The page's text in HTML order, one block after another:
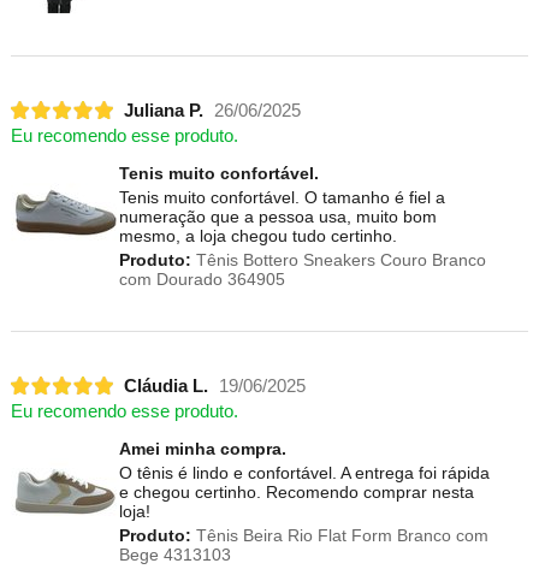
Juliana P.
26/06/2025
Eu recomendo esse produto.
Tenis muito confortável.
Tenis muito confortável. O tamanho é fiel a
numeração que a pessoa usa, muito bom
mesmo, a loja chegou tudo certinho.
Produto: Tênis Bottero Sneakers Couro Branco
com Dourado 364905
Cláudia L.
19/06/2025
Eu recomendo esse produto.
Amei minha compra.
O tênis é lindo e confortável. A entrega foi rápida
e chegou certinho. Recomendo comprar nesta
loja!
Produto: Tênis Beira Rio Flat Form Branco com
Bege 4313103